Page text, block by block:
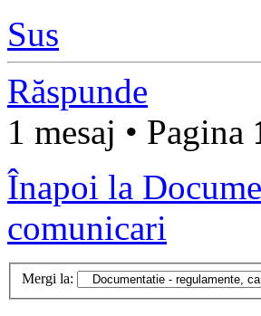
Sus
Răspunde
1 mesaj • Pagina
Înapoi la
comunicari
Mergi la: